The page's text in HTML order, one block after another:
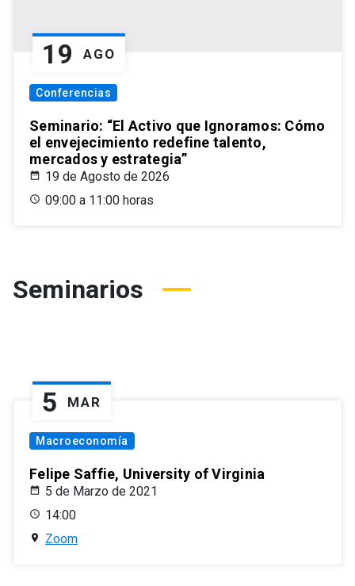
19 AGO
Conferencias
Seminario: “El Activo que Ignoramos: Cómo
el envejecimiento redefine talento,
mercados y estrategia”
19 de Agosto de 2026
09:00 a 11:00 horas
Seminarios
5 MAR
Macroeconomía
Felipe Saffie, University of Virginia
5 de Marzo de 2021
14:00
Zoom